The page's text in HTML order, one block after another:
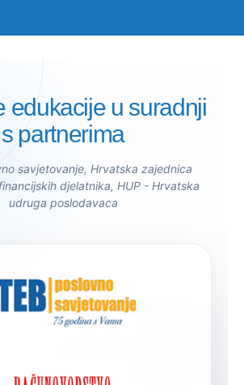
edukacije u suradnji
s partnerima
savjetovanje, Hrvatska zajednica
djelatnika, HUP - Hrvatska
udruga poslodavaca